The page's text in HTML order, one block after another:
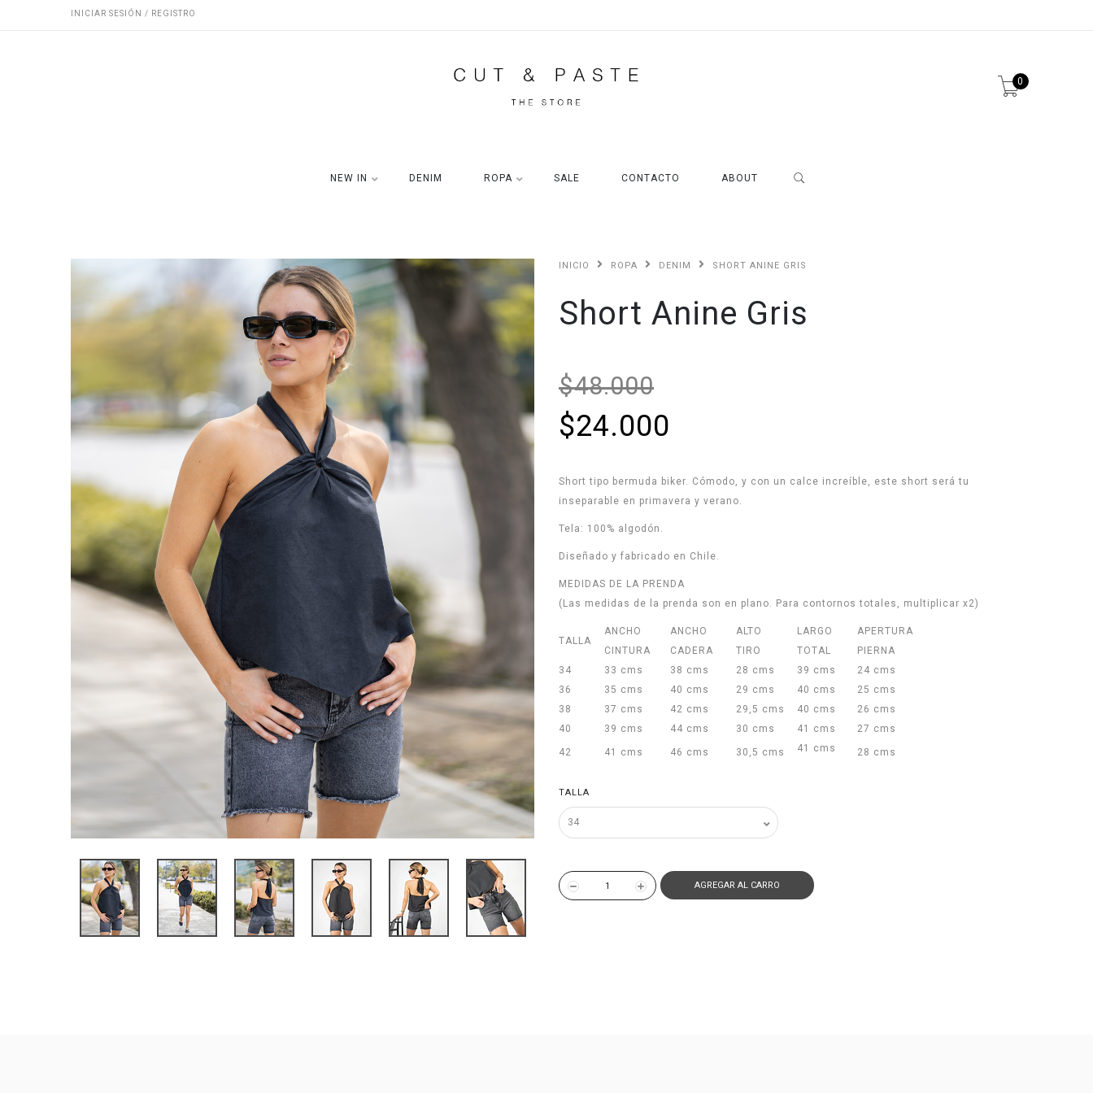
INICIAR SESIÓN / REGISTRO
0
NEW IN DENIM ROPA SALE CONTACTO ABOUT
INICIO ROPA DENIM SHORT ANINE GRIS
Short Anine Gris
$48.000
$24.000
Short tipo bermuda biker. Cómodo, y con un calce increíble, este short será tu
inseparable en primavera y verano.
Tela: 100% algodón.
Diseñado y fabricado en Chile.
MEDIDAS DE LA PRENDA
(Las medidas de la prenda son en plano. Para contornos totales, multiplicar x2)
TALLA
ANCHO
CINTURA
ANCHO
CADERA
ALTO
TIRO
LARGO
TOTAL
APERTURA
PIERNA
34
33 cms 38 cms 28 cms 39 cms
24 cms
36
35 cms 40 cms 29 cms 40 cms
25 cms
38
37 cms 42 cms 29,5 cms 40 cms
26 cms
40
39 cms 44 cms 30 cms 41 cms 27 cms
42 41 cms 46 cms 30,5 cms 41 cms 28 cms
TALLA
AGREGAR AL CARRO